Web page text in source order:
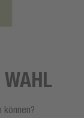
können?